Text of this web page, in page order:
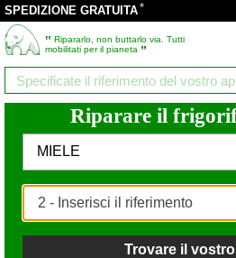
SPEDIZIONE GRATUITA*
‟ Ripararlo, non buttarlo via. Tutti
mobilitati per il pianeta ”
Riparare il
MIELE
Trovare il